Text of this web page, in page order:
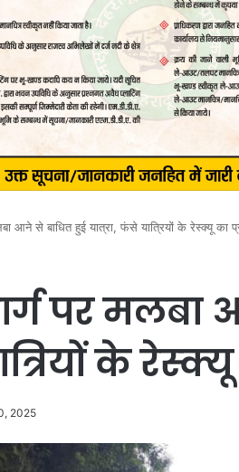
आने से बाधित हुई यात्रा, फंसे यात्रियों के रेस्क्यू का
पर मलबा
के
2025